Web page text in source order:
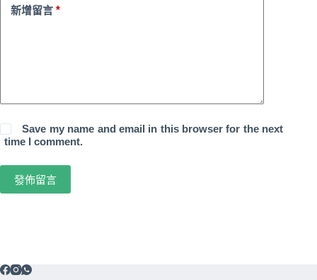
新增留言 *
Save my name and email in this browser for the next
time I comment.
發佈留言